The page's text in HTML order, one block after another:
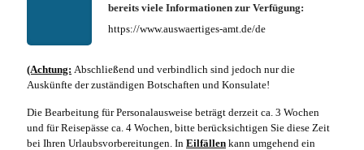
bereits viele Informationen zur Verfügung:
https://www.auswaertiges-amt.de/de
(Achtung: Abschließend und verbindlich sind jedoch nur die
Auskünfte der zuständigen Botschaften und Konsulate!
Die Bearbeitung für Personalausweise beträgt derzeit ca. 3 Wochen
und für Reisepässe ca. 4 Wochen, bitte berücksichtigen Sie diese Zeit
bei Ihren Urlaubsvorbereitungen. In Eilfällen kann umgehend ein